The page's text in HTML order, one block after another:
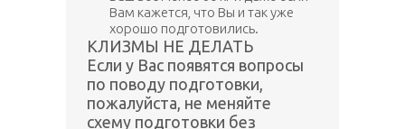
Вам кажется, что Вы и так уже
хорошо подготовились.
КЛИЗМЫ НЕ ДЕЛАТЬ
Если у Вас появятся вопросы
по поводу подготовки,
пожалуйста, не меняйте
схему подготовки без